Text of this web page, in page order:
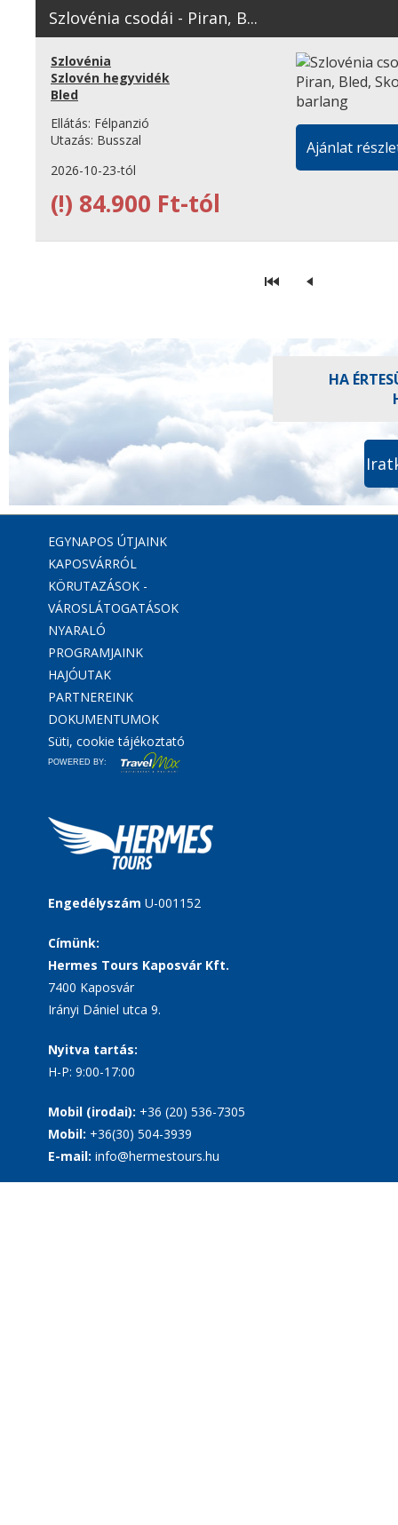
Szlovénia csodái - Piran, B...
Szlovénia
Szlovén hegyvidék
Bled
Ellátás: Félpanzió
Utazás: Busszal
2026-10-23-tól
(!) 84.900 Ft-tól
Ajánlat
HA
EGYNAPOS ÚTJAINK
KAPOSVÁRRÓL
KÖRUTAZÁSOK -
VÁROSLÁTOGATÁSOK
NYARALÓ
PROGRAMJAINK
HAJÓUTAK
PARTNEREINK
DOKUMENTUMOK
Süti, cookie tájékoztató
POWERED BY:
Engedélyszám U-001152
Címünk:
Hermes Tours Kaposvár Kft.
7400 Kaposvár
Irányi Dániel utca 9.
Nyitva tartás:
H-P: 9:00-17:00
Mobil (irodai): +36 (20) 536-7305
Mobil: +36(30) 504-3939
E-mail: info@hermestours.hu